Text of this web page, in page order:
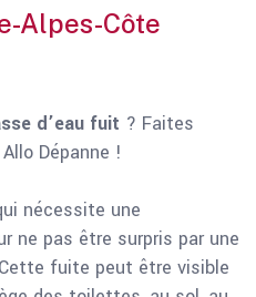
Alpes-Côte
d’eau fuit ? Faites
Dépanne !
nécessite une
ne pas être surpris par une
fuite peut être visible